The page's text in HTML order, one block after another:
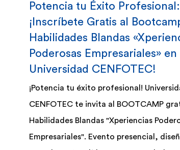
Potencia tu Éxito Profesional:
¡Inscríbete Gratis al
Habilidades Blandas
Poderosas Empresariales» en
Universidad CENFOTEC!
¡Potencia tu éxito profesional!
CENFOTEC te invita al BOOTCAMP
Habilidades Blandas "Xperiencias
Empresariales". Evento presencial,